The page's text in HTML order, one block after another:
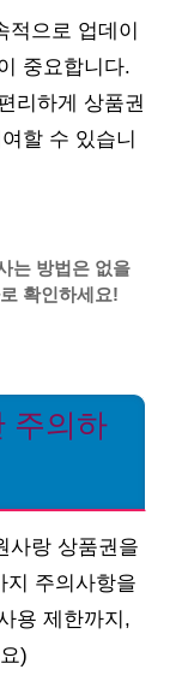
적으로 업데이
중요합니다.
리하게 상품권
할 수 있습니
는 방법은 없을
확인하세요!
주의하
사랑 상품권을
지 주의사항을
용 제한까지,
)